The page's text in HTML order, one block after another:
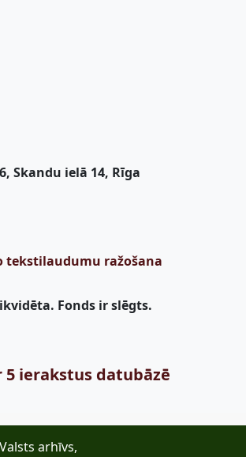
Skandu ielā 14, Rīga
tekstilaudumu ražošana
Fonds ir slēgts.
5 ierakstus datubāzē
arhīvs,